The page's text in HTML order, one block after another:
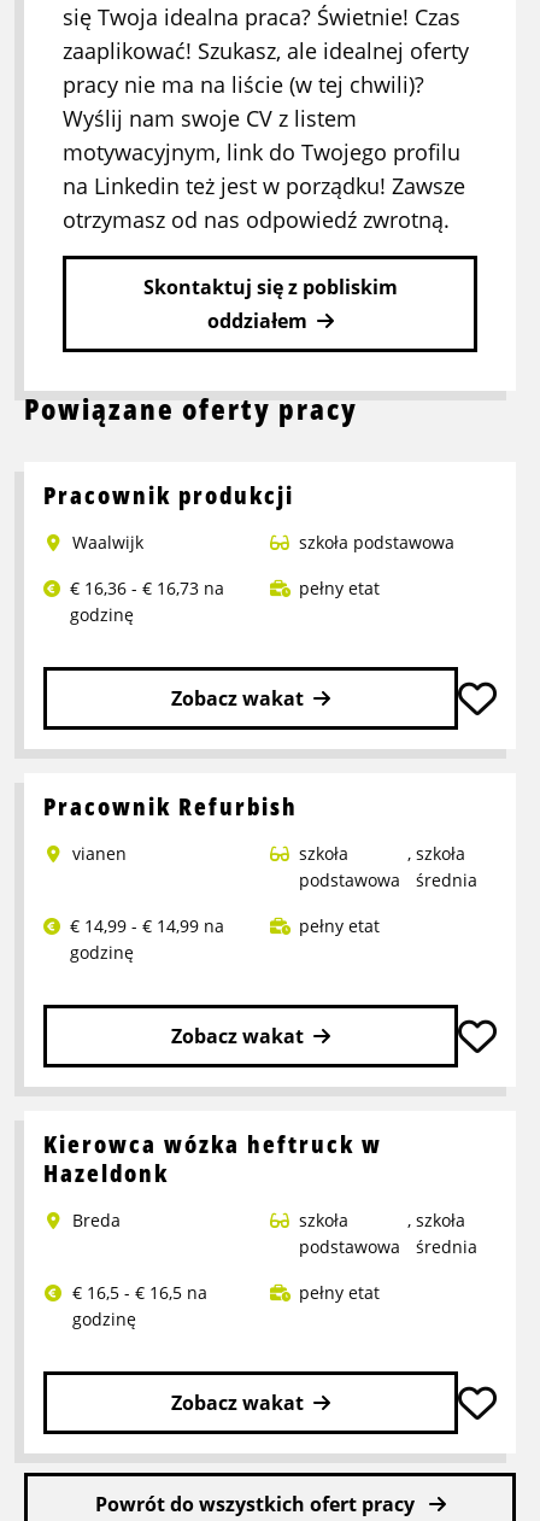
się Twoja idealna praca? Świetnie! Czas
zaaplikować! Szukasz, ale idealnej oferty
pracy nie ma na liście (w tej chwili)?
Wyślij nam swoje CV z listem
motywacyjnym, link do Twojego profilu
na Linkedin też jest w porządku! Zawsze
otrzymasz od nas odpowiedź zwrotną.
Skontaktuj się z pobliskim
oddziałem
Powiązane oferty pracy
Pracownik produkcji
Waalwijk
szkoła podstawowa
€ 16,36 - € 16,73 na
godzinę
pełny etat
Zobacz wakat
Przeczytaj
o
produkcji
Pracownik Refurbish
vianen
szkoła
podstawowa
, szkoła
średnia
€ 14,99 - € 14,99 na
godzinę
pełny etat
Zobacz wakat
Przeczytaj
o
Pracownik
Kierowca wózka heftruck w
Hazeldonk
Breda
szkoła
podstawowa
, szkoła
średnia
€ 16,5 - € 16,5 na
godzinę
pełny etat
Zobacz wakat
Przeczytaj
więcej
Powrót do wszystkich ofert pracy